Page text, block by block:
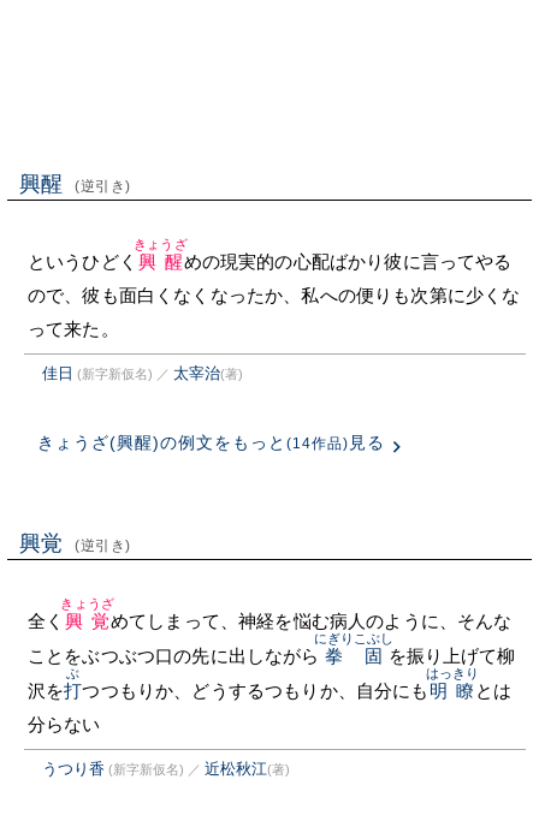
興醒 (逆引き)
というひどく 興醒
きょうざ
めの現実的の心配ばかり彼に言ってやる
ので、彼も面白くなくなったか、私への便りも次第に少くな
って来た。
佳日 (新字新仮名) ／ 太宰治(著)
きょうざ(興醒)の例文をもっと (14作品) 見る
興覚 (逆引き)
全く 興覚
きょうざ
めてしまって、神経を悩む病人のように、そんな
ことをぶつぶつ口の先に出しながら 拳固
にぎりこぶし
を振り上げて柳
沢を打
ぶ
つつもりか、どうするつもりか、自分にも 明瞭
はっきり
とは
分らない
うつり香 (新字新仮名) ／ 近松秋江(著)